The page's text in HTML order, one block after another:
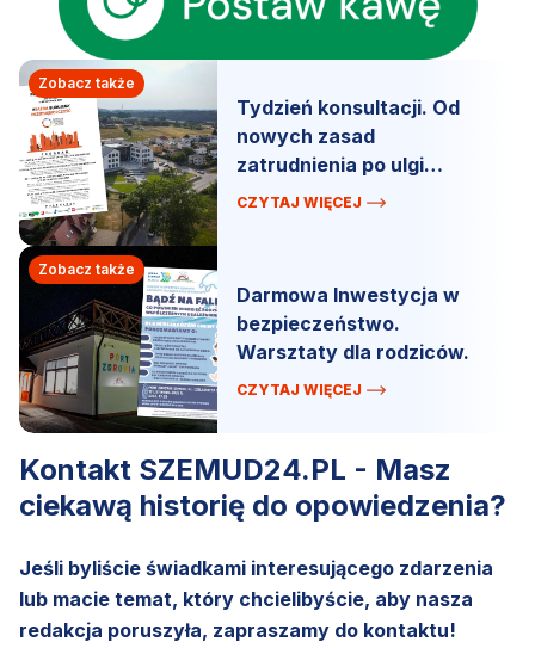
Zobacz także
Tydzień konsultacji. Od
nowych zasad
zatrudnienia po ulgi
podatkowe.
CZYTAJ WIĘCEJ
Zobacz także
Darmowa Inwestycja w
bezpieczeństwo.
Warsztaty dla rodziców.
CZYTAJ WIĘCEJ
Kontakt SZEMUD24.PL - Masz
ciekawą historię do opowiedzenia?
Jeśli byliście świadkami interesującego zdarzenia
lub macie temat, który chcielibyście, aby nasza
redakcja poruszyła, zapraszamy do kontaktu!